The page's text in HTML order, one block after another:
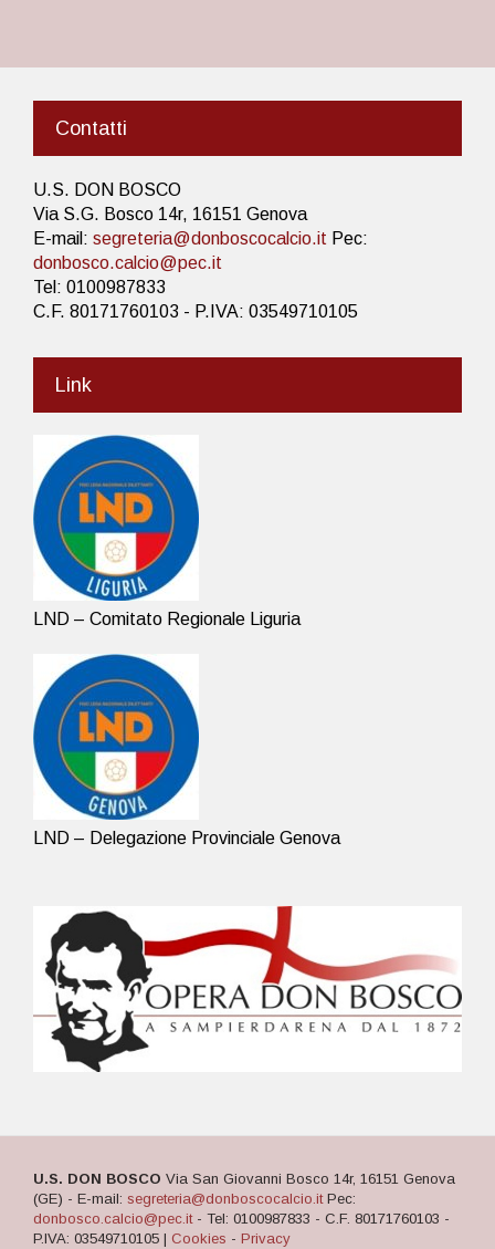
Contatti
U.S. DON BOSCO
Via S.G. Bosco 14r, 16151 Genova
E-mail: segreteria@donboscocalcio.it Pec:
donbosco.calcio@pec.it
Tel: 0100987833
C.F. 80171760103 - P.IVA: 03549710105
Link
LND – Comitato Regionale Liguria
LND – Delegazione Provinciale Genova
U.S. DON BOSCO Via San Giovanni Bosco 14r, 16151 Genova
(GE) - E-mail: segreteria@donboscocalcio.itPec:
donbosco.calcio@pec.it- Tel: 0100987833 - C.F. 80171760103 -
P.IVA: 03549710105 | Cookies - Privacy